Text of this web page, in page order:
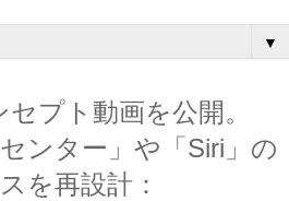
▼
セプト動画を公開。
ンター」や「Siri」の
を再設計：